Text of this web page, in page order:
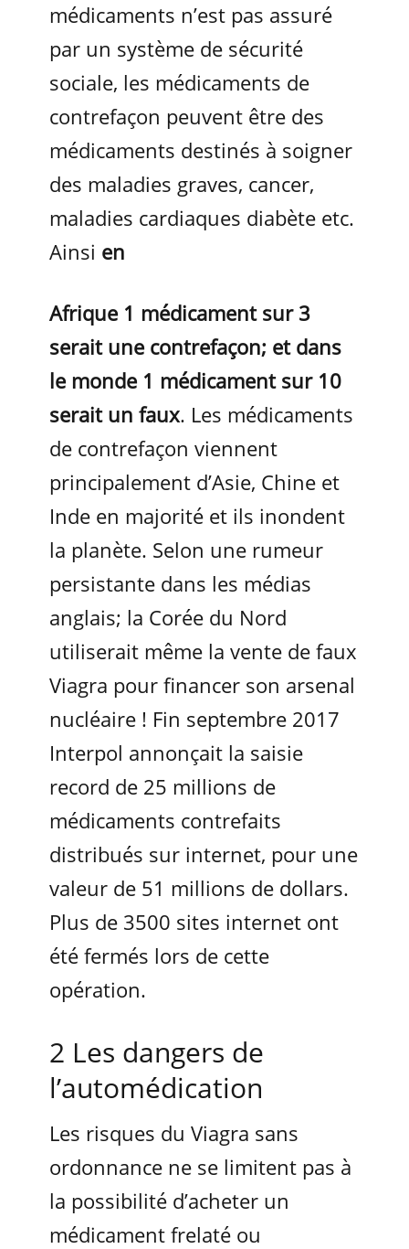
médicaments n’est pas assuré
par un système de sécurité
sociale, les médicaments de
contrefaçon peuvent être des
médicaments destinés à soigner
des maladies graves, cancer,
maladies cardiaques diabète etc.
Ainsi en
Afrique 1 médicament sur 3
serait une contrefaçon; et dans
le monde 1 médicament sur 10
serait un faux. Les médicaments
de contrefaçon viennent
principalement d’Asie, Chine et
Inde en majorité et ils inondent
la planète. Selon une rumeur
persistante dans les médias
anglais; la Corée du Nord
utiliserait même la vente de faux
Viagra pour financer son arsenal
nucléaire ! Fin septembre 2017
Interpol annonçait la saisie
record de 25 millions de
médicaments contrefaits
distribués sur internet, pour une
valeur de 51 millions de dollars.
Plus de 3500 sites internet ont
été fermés lors de cette
opération.
2 Les dangers de
l’automédication
Les risques du Viagra sans
ordonnance ne se limitent pas à
la possibilité d’acheter un
médicament frelaté ou